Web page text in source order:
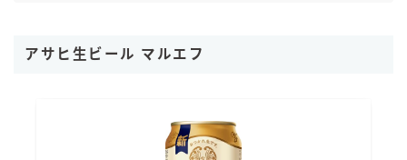
アサヒ生ビール マルエフ